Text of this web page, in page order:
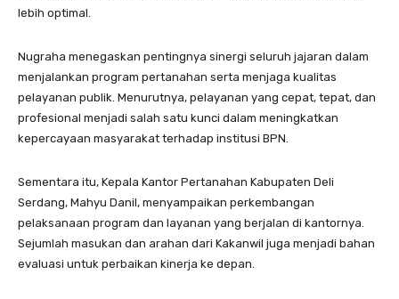
lebih optimal.
Nugraha menegaskan pentingnya sinergi seluruh jajaran dalam
menjalankan program pertanahan serta menjaga kualitas
pelayanan publik. Menurutnya, pelayanan yang cepat, tepat, dan
profesional menjadi salah satu kunci dalam meningkatkan
kepercayaan masyarakat terhadap institusi BPN.
Sementara itu, Kepala Kantor Pertanahan Kabupaten Deli
Serdang, Mahyu Danil, menyampaikan perkembangan
pelaksanaan program dan layanan yang berjalan di kantornya.
Sejumlah masukan dan arahan dari Kakanwil juga menjadi bahan
evaluasi untuk perbaikan kinerja ke depan.